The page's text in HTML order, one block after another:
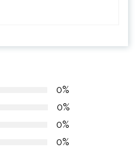
0%
0%
0%
0%